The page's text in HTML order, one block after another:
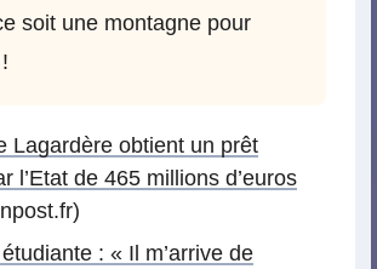
soit une montagne pour
Lagardère obtient un prêt
l’Etat de 465 millions d’euros
: « Il m’arrive de